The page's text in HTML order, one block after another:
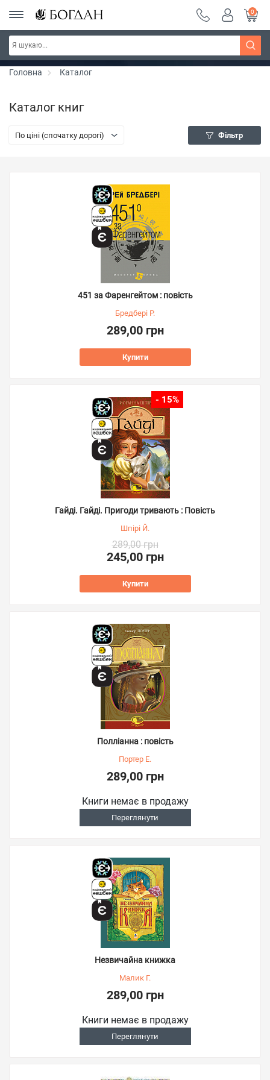
РОЗПРОДАЖ ~ 150 грн ~ 200 грн ~ 250 грн ~
300 грн ~ РОЗПРОДАЖ
Дізнатись більше
0
Головна Каталог
Каталог книг
По ціні (спочатку дорогі) Фільтр
451 за Фаренгейтом : повість
Бредбері Р.
289,00 грн
Купити
- 15%
Гайді. Гайді. Пригоди тривають : Повість
Шпірі Й.
289,00 грн
245,00 грн
Купити
Полліанна : повість
Портер Е.
289,00 грн
Книги немає в продажу
Переглянути
Незвичайна книжка
Малик Г.
289,00 грн
Книги немає в продажу
Переглянути